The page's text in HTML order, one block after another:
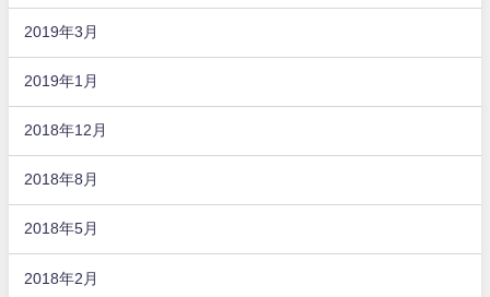
2019年3月
2019年1月
2018年12月
2018年8月
2018年5月
2018年2月